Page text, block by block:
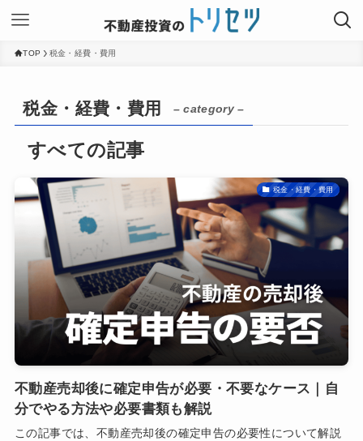
TOP 税金・経費・費用
税金・経費・費用 – category –
税金・経費・費用
不動産売却後に確定申告が必要・不要なケース｜自
分でやる方法や必要書類も解説
この記事では、不動産売却後の確定申告の必要性について解説